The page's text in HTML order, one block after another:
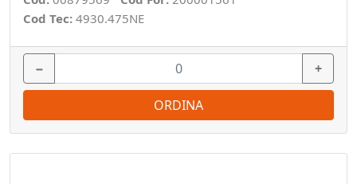
Cod Tec: 4930.475NE
− +
ORDINA